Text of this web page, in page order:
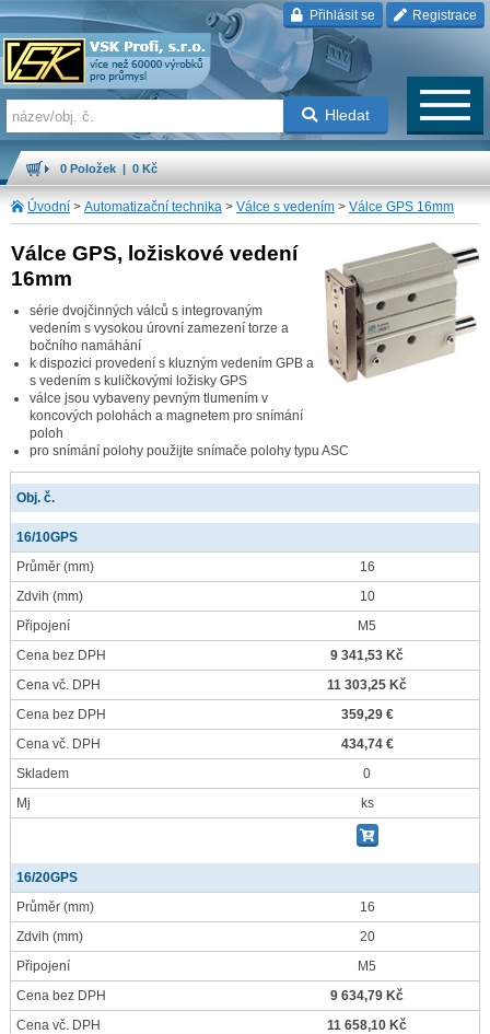
Přihlásit se Registrace
Hledat
0 Položek | 0 Kč
Úvodní > Automatizační technika > Válce s vedením > Válce GPS 16mm
Válce GPS, ložiskové vedení
16mm
série dvojčinných válců s integrovaným
vedením s vysokou úrovní zamezení torze a
bočního namáhání
k dispozici provedení s kluzným vedením GPB a
s vedením s kuličkovými ložisky GPS
válce jsou vybaveny pevným tlumením v
koncových polohách a magnetem pro snímání
poloh
pro snímání polohy použijte snímače polohy typu ASC
Obj. č.
16/10GPS
Průměr (mm)
16
Zdvih (mm)
10
Připojení
M5
Cena bez DPH
9 341,53 Kč
Cena vč. DPH
11 303,25 Kč
Cena bez DPH
359,29 €
Cena vč. DPH
434,74 €
Skladem
0
Mj
ks
16/20GPS
Průměr (mm)
16
Zdvih (mm)
20
Připojení
M5
Cena bez DPH
9 634,79 Kč
Cena vč. DPH
11 658,10 Kč